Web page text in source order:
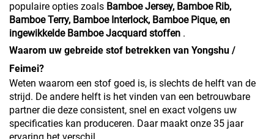
populaire opties zoals Bamboe Jersey, Bamboe Rib,
Bamboe Terry, Bamboe Interlock, Bamboe Pique, en
ingewikkelde Bamboe Jacquard stoffen .
Waarom uw gebreide stof betrekken van Yongshu /
Feimei?
Weten waarom een stof goed is, is slechts de helft van de
strijd. De andere helft is het vinden van een betrouwbare
partner die deze consistent, snel en exact volgens uw
specificaties kan produceren. Daar maakt onze 35 jaar